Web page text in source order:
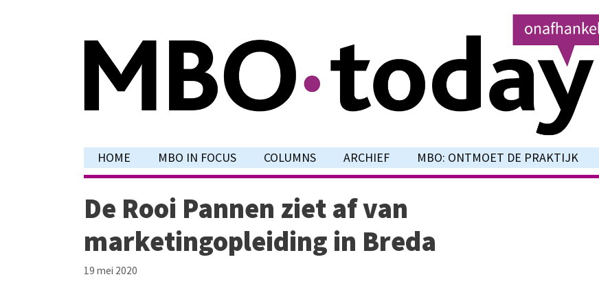
HOME MBO IN FOCUS COLUMNS ARCHIEF MBO: ONTMOET DE PRAKTIJK
De Rooi Pannen ziet af van
marketingopleiding in Breda
19 mei 2020